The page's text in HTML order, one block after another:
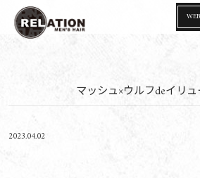
マッシュ×ウルフdeイリ
2023.04.02